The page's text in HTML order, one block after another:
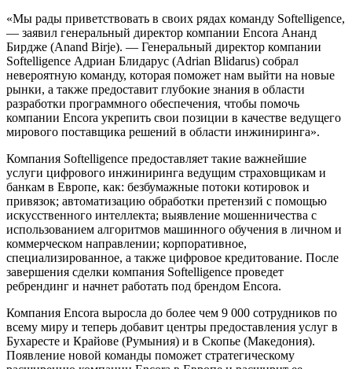
«Мы рады приветствовать в своих рядах команду Softelligence,
— заявил генеральный директор компании Encora Ананд
Бирдже (Anand Birje). — Генеральный директор компании
Softelligence Адриан Блидарус (Adrian Blidarus) собрал
невероятную команду, которая поможет нам выйти на новые
рынки, а также предоставит глубокие знания в области
разработки программного обеспечения, чтобы помочь
компании Encora укрепить свои позиции в качестве ведущего
мирового поставщика решений в области инжиниринга».
Компания Softelligence предоставляет такие важнейшие
услуги цифрового инжиниринга ведущим страховщикам и
банкам в Европе, как: безбумажные потоки котировок и
привязок; автоматизацию обработки претензий с помощью
искусственного интеллекта; выявление мошенничества с
использованием алгоритмов машинного обучения в личном и
коммерческом направлении; корпоративное,
специализированное, а также цифровое кредитование. После
завершения сделки компания Softelligence проведет
ребрендинг и начнет работать под брендом Encora.
Компания Encora выросла до более чем 9 000 сотрудников по
всему миру и теперь добавит центры предоставления услуг в
Бухаресте и Крайове (Румыния) и в Скопье (Македония).
Появление новой команды поможет стратегическому